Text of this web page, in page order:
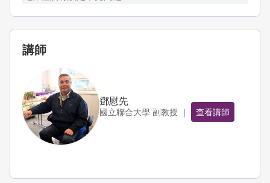
講師
鄧慰先
國立聯合大學 副教授 ｜ 查看講師